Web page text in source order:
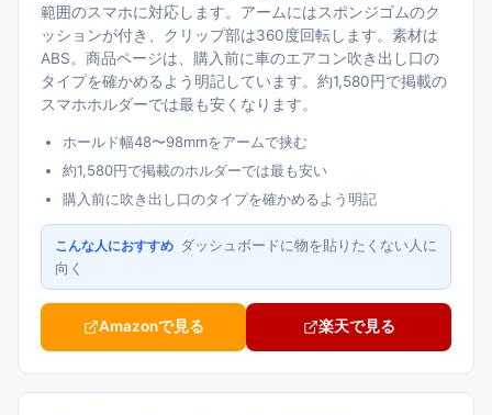
範囲のスマホに対応します。アームにはスポンジゴムのク
ッションが付き、クリップ部は360度回転します。素材は
ABS。商品ページは、購入前に車のエアコン吹き出し口の
タイプを確かめるよう明記しています。約1,580円で掲載の
スマホホルダーでは最も安くなります。
ホールド幅48〜98mmをアームで挟む
約1,580円で掲載のホルダーでは最も安い
購入前に吹き出し口のタイプを確かめるよう明記
こんな人におすすめ ダッシュボードに物を貼りたくない人に
向く
Amazonで見る 楽天で見る